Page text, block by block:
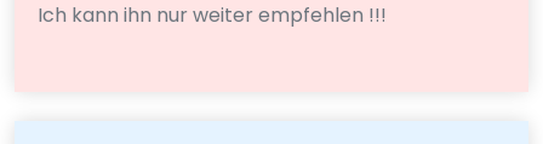
Ich kann ihn nur weiter empfehlen !!!